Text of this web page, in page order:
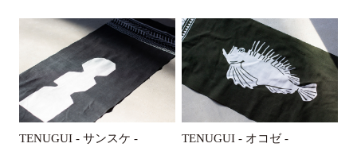
TENUGUI - サンスケ - TENUGUI - オコゼ -